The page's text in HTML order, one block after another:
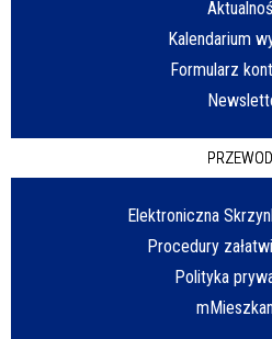
Kalendarium
Formularz
Elektroniczna
Procedury
Polityka